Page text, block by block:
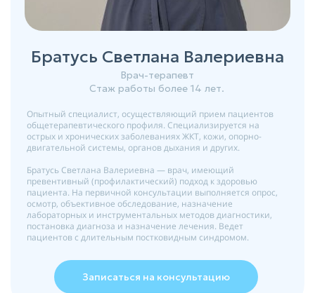
Братусь Светлана Валериевна
Врач-терапевт
Стаж работы более 14 лет.
Опытный специалист, осуществляющий прием пациентов
общетерапевтического профиля. Специализируется на
острых и хронических заболеваниях ЖКТ, кожи, опорно-
двигательной системы, органов дыхания и других.
Братусь Светлана Валериевна — врач, имеющий
превентивный (профилактический) подход к здоровью
пациента. На первичной консультации выполняется опрос,
осмотр, объективное обследование, назначение
лабораторных и инструментальных методов диагностики,
постановка диагноза и назначение лечения. Ведет
пациентов с длительным постковидным синдромом.
Записаться на консультацию